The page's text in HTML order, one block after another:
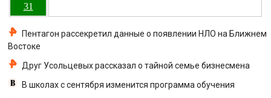
31
Пентагон рассекретил данные о появлении НЛО на Ближнем
Востоке
Друг Усольцевых рассказал о тайной семье бизнесмена
В школах с сентября изменится программа обучения